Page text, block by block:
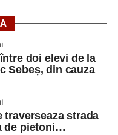
: doi elevi de la
Sebeș, din cauza
traverseaza strada
de pietoni…